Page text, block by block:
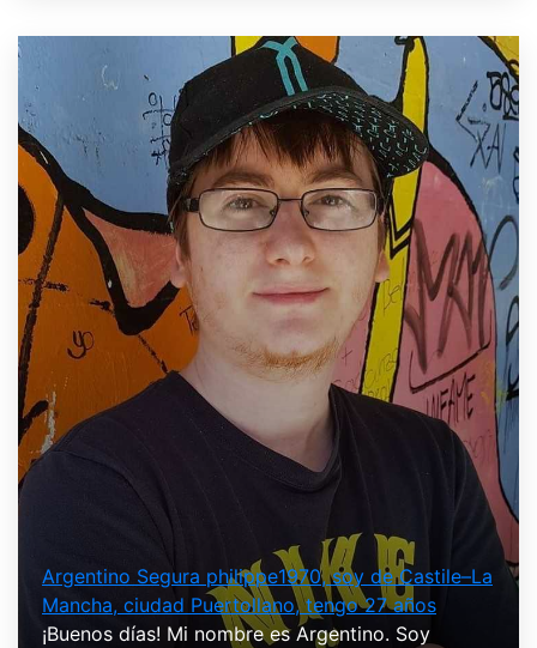
Argentino Segura philippe1970, soy de Castile–La
Mancha, ciudad Puertollano, tengo 27 años
¡Buenos días! Mi nombre es Argentino. Soy